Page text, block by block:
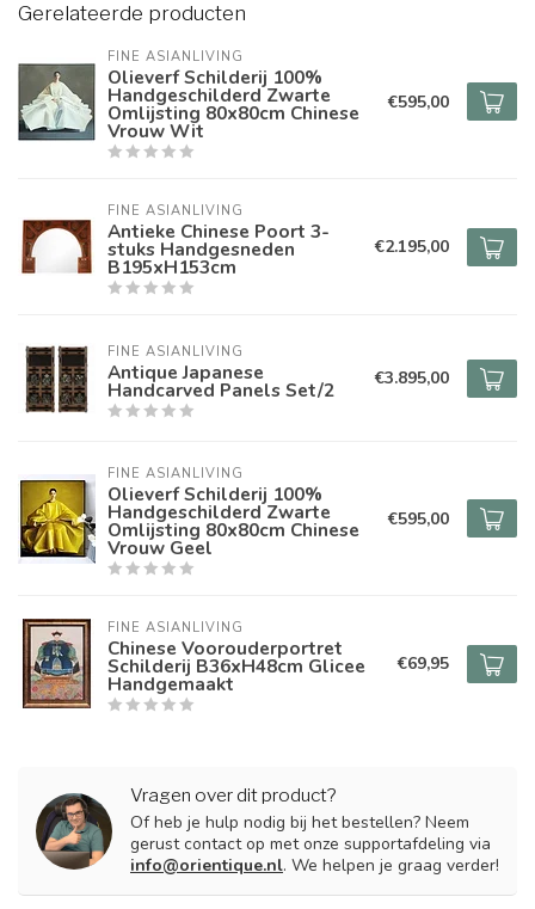
Gerelateerde producten
FINE ASIANLIVING
Olieverf Schilderij 100%
Handgeschilderd Zwarte
Omlijsting 80x80cm Chinese
Vrouw Wit
€595,00
FINE ASIANLIVING
Antieke Chinese Poort 3-
stuks Handgesneden
B195xH153cm
€2.195,00
FINE ASIANLIVING
Antique Japanese
Handcarved Panels Set/2 €3.895,00
FINE ASIANLIVING
Olieverf Schilderij 100%
Handgeschilderd Zwarte
Omlijsting 80x80cm Chinese
Vrouw Geel
€595,00
FINE ASIANLIVING
Chinese Voorouderportret
Schilderij B36xH48cm Glicee
Handgemaakt
€69,95
Vragen over dit product?
Of heb je hulp nodig bij het bestellen? Neem
gerust contact op met onze supportafdeling via
info@orientique.nl. We helpen je graag verder!